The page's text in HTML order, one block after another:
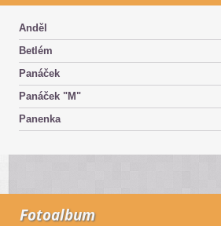
Anděl
Betlém
Panáček
Panáček "M"
Panenka
Fotoalbum